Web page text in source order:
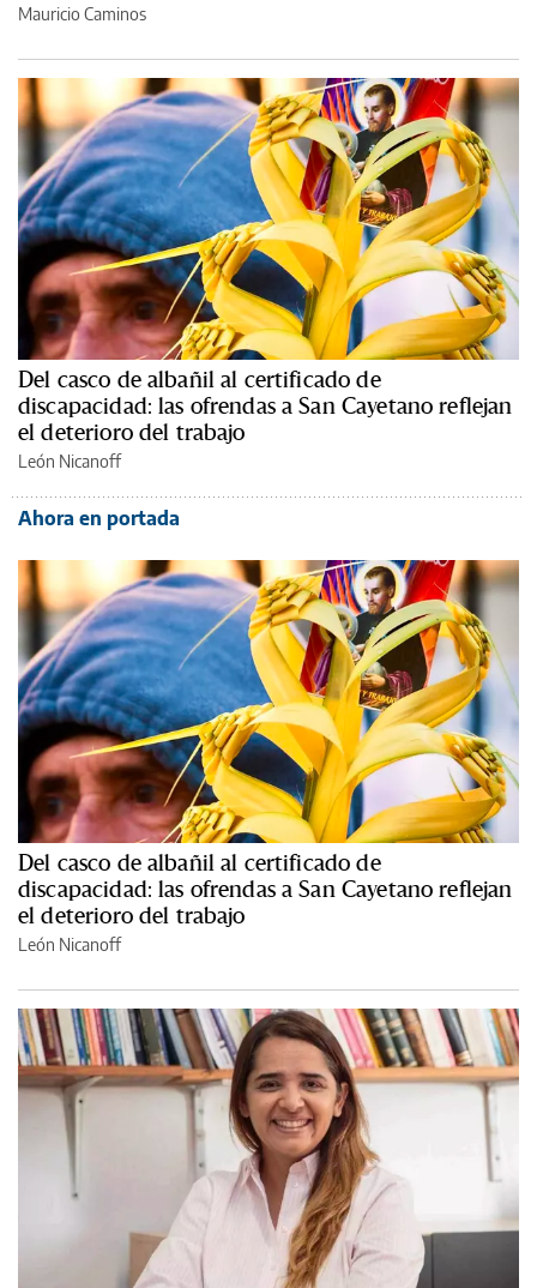
Mauricio Caminos
Del casco de albañil al certificado de
discapacidad: las ofrendas a San Cayetano reflejan
el deterioro del trabajo
León Nicanoff
Ahora en portada
Del casco de albañil al certificado de
discapacidad: las ofrendas a San Cayetano reflejan
el deterioro del trabajo
León Nicanoff